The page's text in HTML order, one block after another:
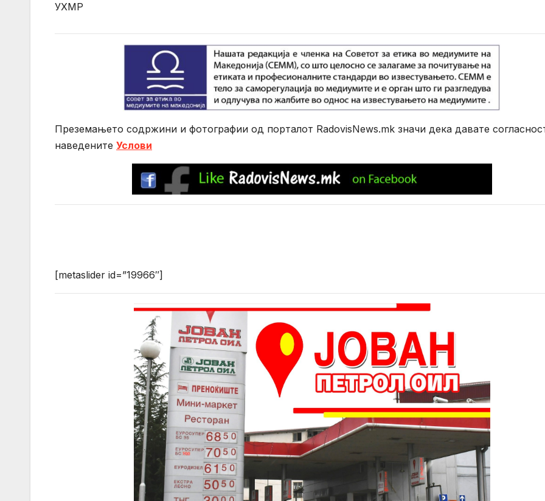
УХМР
Преземањето содржини и фотографии од порталот RadovisNews.mk значи дека давате
нaведените Услови
[metaslider id=”19966″]